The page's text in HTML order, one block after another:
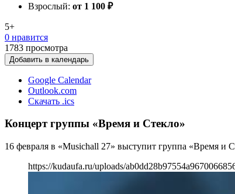
Взрослый: от 1 100 ₽
5+
0 нравится
1783 просмотра
Добавить в календарь
Google Calendar
Outlook.com
Скачать .ics
Концерт группы «Время и Стекло»
16 февраля в «Musichall 27» выступит группа «Время и
https://kudaufa.ru/uploads/